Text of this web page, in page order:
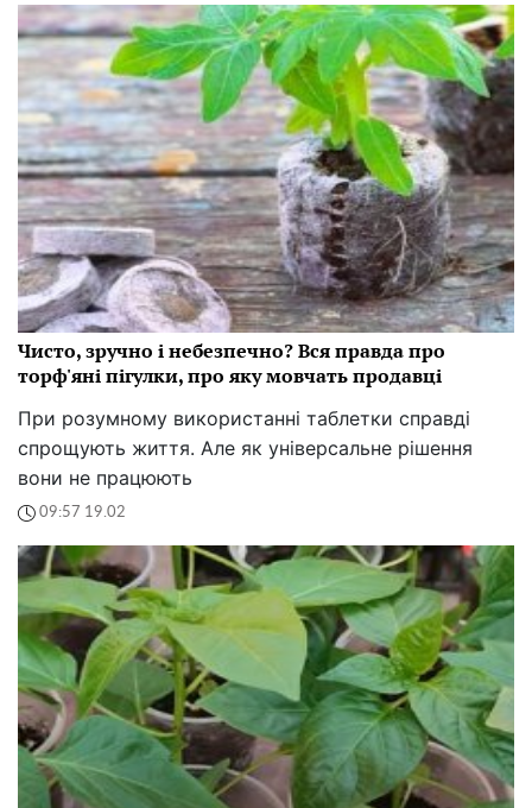
Чисто, зручно і небезпечно? Вся правда про
торф'яні пігулки, про яку мовчать продавці
При розумному використанні таблетки справді
спрощують життя. Але як універсальне рішення
вони не працюють
09:57 19.02